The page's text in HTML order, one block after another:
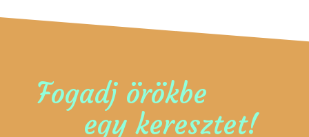
Fogadj örökbe
egy keresztet!